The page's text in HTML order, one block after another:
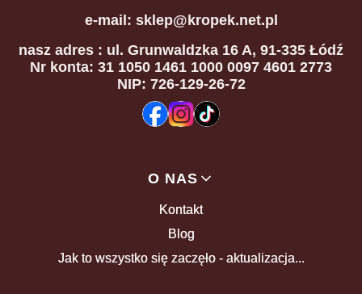
e-mail: sklep@kropek.net.pl
nasz adres : ul. Grunwaldzka 16 A, 91-335 Łódź
Nr konta: 31 1050 1461 1000 0097 4601 2773
NIP: 726-129-26-72
O NAS
Kontakt
Blog
Jak to wszystko się zaczęło - aktualizacja...